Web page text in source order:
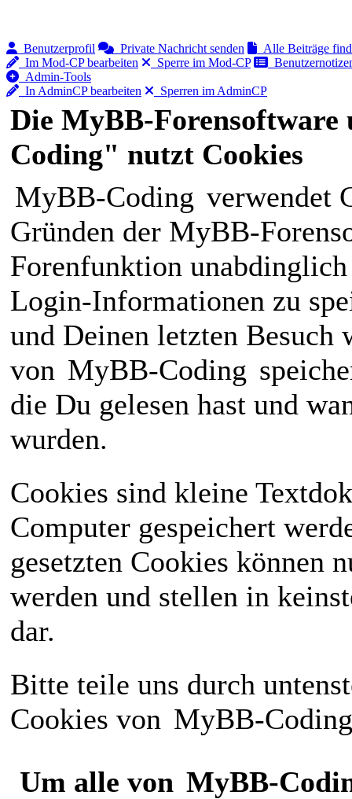
Benutzerprofil Private Nachricht senden
Alle Beiträge
Im Mod-CP bearbeiten
Sperre im Mod-CP
Admin-Tools
In AdminCP bearbeiten
Sperren im AdminCP
Die MyBB-
Coding" nutzt Cookies
MyBB-Coding verwendet
Gründen der MyBB-
Forenfunktion
Login-Informationen zu
und Deinen letzten Besuch
von MyBB-Coding
die Du gelesen hast und
wurden.
Cookies sind kleine
Computer gespeichert
gesetzten Cookies können
werden und stellen in
dar.
Bitte teile uns durch
Cookies von MyBB-Coding
Um alle von MyBB-